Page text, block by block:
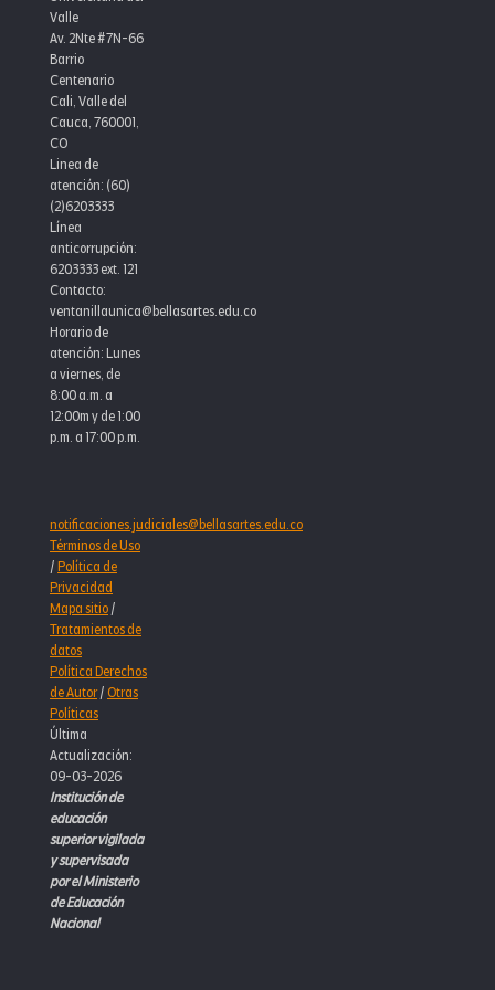
Valle
Av. 2Nte #7N-66
Barrio
Centenario
Cali, Valle del
Cauca, 760001,
CO
Linea de
atención: (60)
(2)6203333
Línea
anticorrupción:
6203333 ext. 121
Contacto:
ventanillaunica@bellasartes.edu.co
Horario de
atención: Lunes
a viernes, de
8:00 a.m. a
12:00m y de 1:00
p.m. a 17:00 p.m.
notificaciones.judiciales@bellasartes.edu.co
Términos de Uso
/Política de
Privacidad
Mapa sitio/
Tratamientos de
datos
Política Derechos
de Autor/Otras
Políticas
Última
Actualización:
09-03-2026
Institución de
educación
superior vigilada
y supervisada
por el Ministerio
de Educación
Nacional